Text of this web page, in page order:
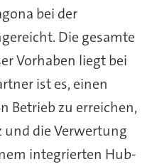
bei der
Die gesamte
Vorhaben liegt bei
ist es, einen
Betrieb zu erreichen,
und die Verwertung
integrierten Hub-